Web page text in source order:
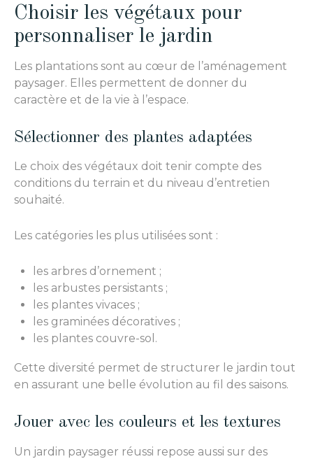
Choisir les végétaux pour
personnaliser le jardin
Les plantations sont au cœur de l’aménagement
paysager. Elles permettent de donner du
caractère et de la vie à l’espace.
Sélectionner des plantes adaptées
Le choix des végétaux doit tenir compte des
conditions du terrain et du niveau d’entretien
souhaité.
Les catégories les plus utilisées sont :
les arbres d’ornement ;
les arbustes persistants ;
les plantes vivaces ;
les graminées décoratives ;
les plantes couvre-sol.
Cette diversité permet de structurer le jardin tout
en assurant une belle évolution au fil des saisons.
Jouer avec les couleurs et les textures
Un jardin paysager réussi repose aussi sur des